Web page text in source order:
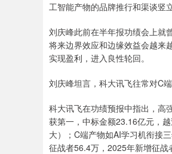
工智能产物的品牌推行和渠谈竖
刘庆峰此前在半年报功绩会上就
将来边界效应和边缘效益会越来
实现盈利，进入良性轮回。
刘庆峰坦言，科大讯飞往常对C
科大讯飞在功绩预报中指出，高
获第一，中标金额23.16亿元，
大）；C端产物如AI学习机衔接
征战者56.4万，2025年新增征战